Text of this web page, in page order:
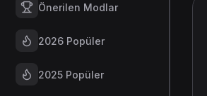
Önerilen Modlar
2026 Popüler
2025 Popüler